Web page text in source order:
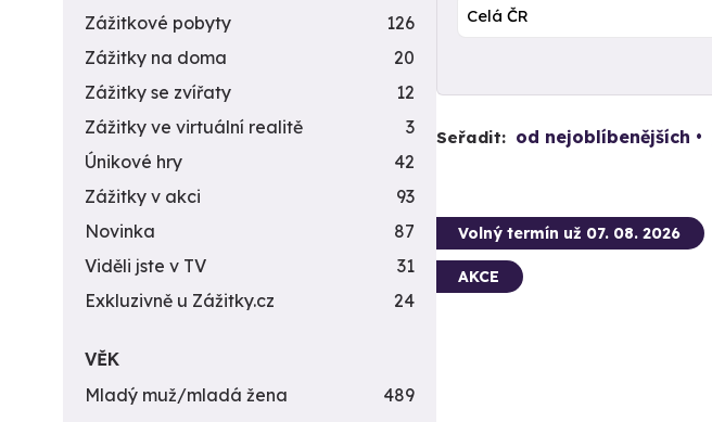
Seřadit: od nejoblíbenějších
Volný termín už 07. 08. 2026
AKCE
Zážitkové pobyty
126
Zážitky na doma
20
Zážitky se zvířaty
12
Zážitky ve virtuální realitě
3
Únikové hry
42
Zážitky v akci
93
Novinka
87
Viděli jste v TV
31
Exkluzivně u Zážitky.cz
24
VĚK
Mladý muž/mladá žena
489